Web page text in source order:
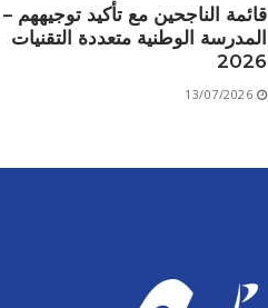
قائمة الناجحين مع تأكيد توجيههم –
المدرسة الوطنية متعددة التقنيات
2026
13/07/2026